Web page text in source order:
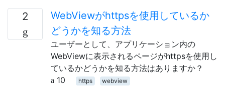
2
WebViewがhttpsを使用しているか
どうかを知る方法
ユーザーとして、アプリケーション内の
WebViewに表示されるページがhttpsを使用し
ているかどうかを知る方法はありますか？
10
https webview